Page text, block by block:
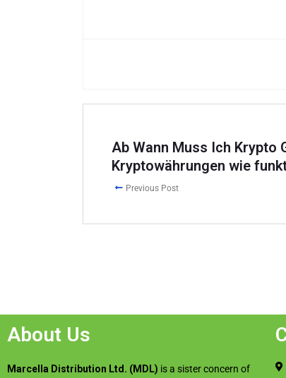
Ab Wann Muss Ich Krypto
Kryptowährungen wie
Previous Post
About Us
Marcella Distribution Ltd. (MDL) is a sister concern of